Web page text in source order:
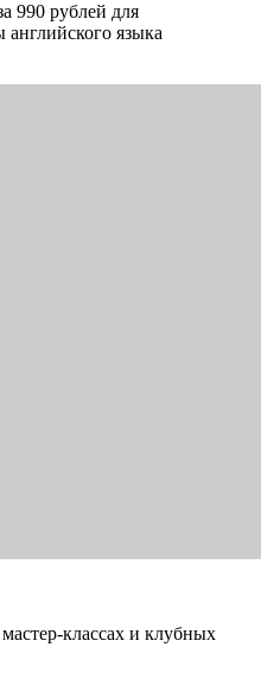
990 рублей для
английского языка
классах и клубных